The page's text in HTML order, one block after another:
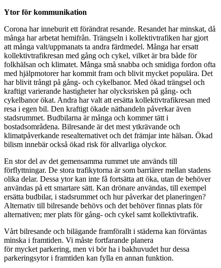
Ytor för kommunikation
Corona har inneburit ett förändrat resande. Resandet har minskat, då
många har arbetat hemifrån. Trängseln i kollektivtrafiken har gjort
att många valt/uppmanats ta andra färdmedel. Många har ersatt
kollektivtrafikresan med gång och cykel, vilket är bra både för
folkhälsan och klimatet. Många små snabba och smidiga fordon ofta
med hjälpmotorer har kommit fram och blivit mycket populära. Det
har blivit trångt på gång- och cykelbanor. Med ökad trängsel och
kraftigt varierande hastigheter har olycksrisken på gång- och
cykelbanor ökat. Andra har valt att ersätta kollektivtrafikresan med
resa i egen bil. Den kraftigt ökade näthandeln påverkar även
stadsrummet. Budbilarna är många och kommer tätt i
bostadsområdena. Bilresande är det mest ytkrävande och
klimatpåverkande resealternativet och det främjar inte hälsan. Ökad
bilism innebär också ökad risk för allvarliga olyckor.
En stor del av det gemensamma rummet ute används till
förflyttningar. De stora trafikytorna är som barriärer mellan stadens
olika delar. Dessa ytor kan inte få fortsätta att öka, utan de behöver
användas på ett smartare sätt. Kan drönare användas, till exempel
ersätta budbilar, i stadsrummet och hur påverkar det planeringen?
Alternativ till bilresande behövs och det behöver finnas plats för
alternativen; mer plats för gång- och cykel samt kollektivtrafik.
Vårt bilresande och bilägande framförallt i städerna kan förväntas
minska i framtiden. Vi måste fortfarande planera
för mycket parkering, men vi bör ha i bakhuvudet hur dessa
parkeringsytor i framtiden kan fylla en annan funktion.